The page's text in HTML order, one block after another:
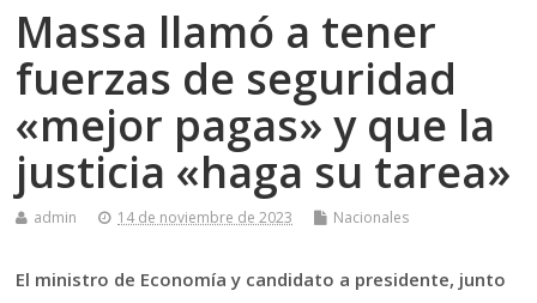
Massa llamó a tener
fuerzas de seguridad
«mejor pagas» y que la
justicia «haga su tarea»
admin 14 de noviembre de 2023 Nacionales
El ministro de Economía y candidato a presidente, junto